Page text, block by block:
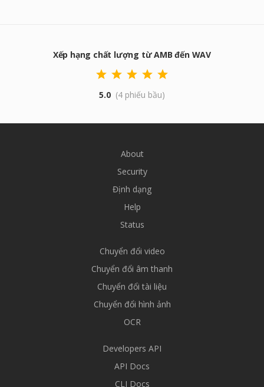
Xếp hạng chất lượng từ AMB đến WAV
5.0 (4 phiếu bầu)
About
Security
Định dạng
Help
Status
Chuyển đổi video
Chuyển đổi âm thanh
Chuyển đổi tài liệu
Chuyển đổi hình ảnh
OCR
Developers API
API Docs
CLI Docs